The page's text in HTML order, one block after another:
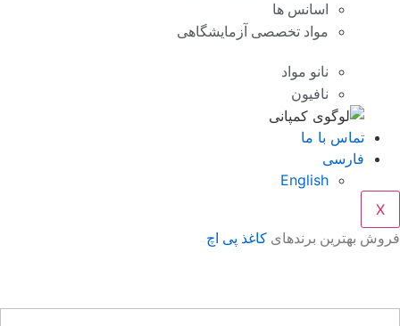
اسانس ها
مواد تخصصی آزمایشگاهی
نانو مواد
نافیون
تماس با ما
فارسی
English
بهترین برندهایکاغذ پی اچ